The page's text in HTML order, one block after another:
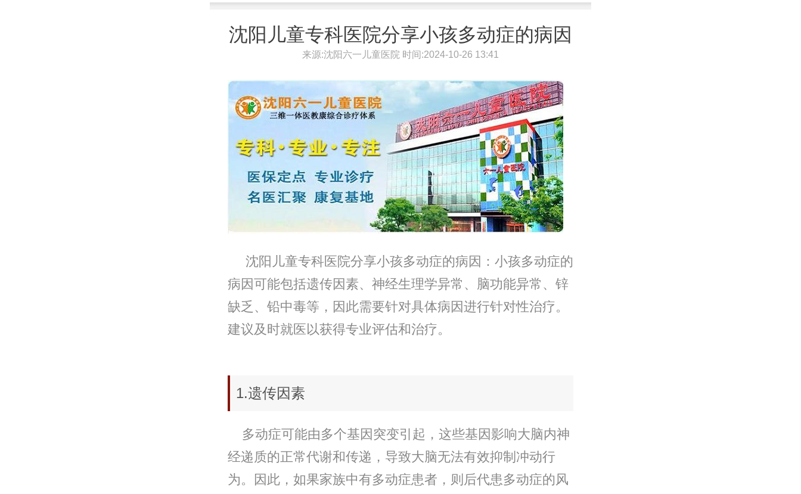
沈阳儿童专科医院分享小孩多动症的病因
来源:沈阳六一儿童医院 时间:2024-10-26 13:41
沈阳儿童专科医院分享小孩多动症的病因：小孩多动症的
病因可能包括遗传因素、神经生理学异常、脑功能异常、锌
缺乏、铅中毒等，因此需要针对具体病因进行针对性治疗。
建议及时就医以获得专业评估和治疗。
1.遗传因素
多动症可能由多个基因突变引起，这些基因影响大脑内神
经递质的正常代谢和传递，导致大脑无法有效抑制冲动行
为。因此，如果家族中有多动症患者，则后代患多动症的风